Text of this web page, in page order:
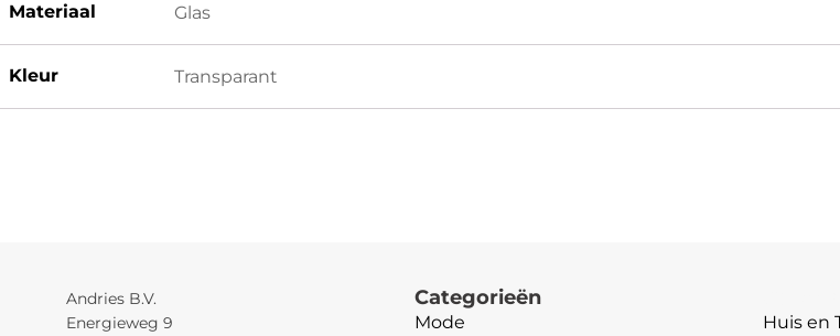
Materiaal Glas
Kleur Transparant
Andries B.V.
Energieweg 9
Categorieën
Mode Huis en